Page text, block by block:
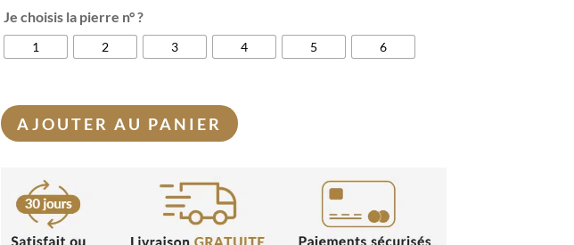
Je choisis la pierre n° ?
1 2 3 4 5 6
AJOUTER AU PANIER